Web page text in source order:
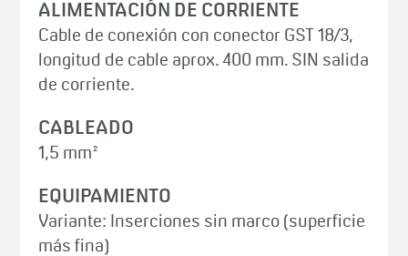
ALIMENTACIÓN DE CORRIENTE
Cable de conexión con conector GST 18/3,
longitud de cable aprox. 400 mm. SIN salida
de corriente.
CABLEADO
1,5 mm²
EQUIPAMIENTO
Variante: Inserciones sin marco (superficie
más fina)